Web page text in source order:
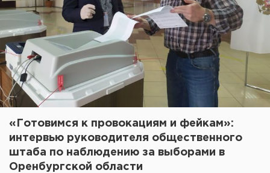
«Готовимся к провокациям и фейкам»:
интервью руководителя общественного
штаба по наблюдению за выборами в
Оренбургской области